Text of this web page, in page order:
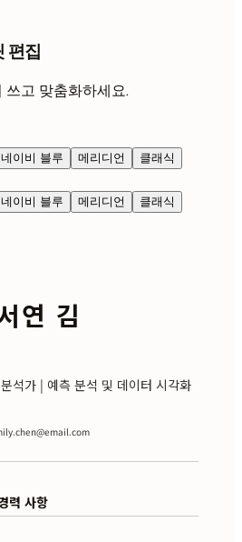
편집
고 맞춤화하세요.
네이비 블루 메리디언
클래식
네이비 블루 메리디언
클래식
연 김
석가 | 예측 분석 및 데이터 시각화
력 사항